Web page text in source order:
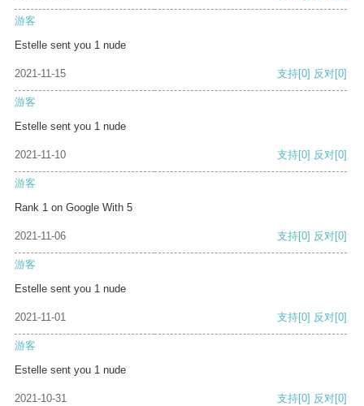
游客
Estelle sent you 1 nude
2021-11-15 支持[0] 反对[0]
游客
Estelle sent you 1 nude
2021-11-10 支持[0] 反对[0]
游客
Rank 1 on Google With 5
2021-11-06 支持[0] 反对[0]
游客
Estelle sent you 1 nude
2021-11-01 支持[0] 反对[0]
游客
Estelle sent you 1 nude
2021-10-31 支持[0] 反对[0]